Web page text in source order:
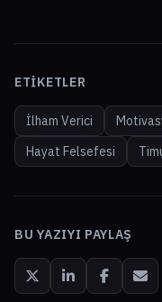
ETIKETLER
İlham Verici
Hayat Felsefesi
BU YAZIYI PAYLAŞ